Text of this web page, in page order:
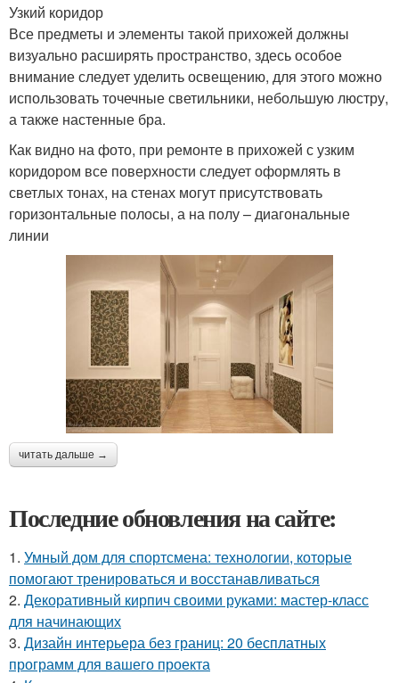
Узкий коридор
Все предметы и элементы такой прихожей должны
визуально расширять пространство, здесь особое
внимание следует уделить освещению, для этого можно
использовать точечные светильники, небольшую люстру,
а также настенные бра.
Как видно на фото, при ремонте в прихожей с узким
коридором все поверхности следует оформлять в
светлых тонах, на стенах могут присутствовать
горизонтальные полосы, а на полу – диагональные
линии
читать дальше →
Последние обновления на сайте:
1. Умный дом для спортсмена: технологии, которые
помогают тренироваться и восстанавливаться
2. Декоративный кирпич своими руками: мастер-класс
для начинающих
3. Дизайн интерьера без границ: 20 бесплатных
программ для вашего проекта